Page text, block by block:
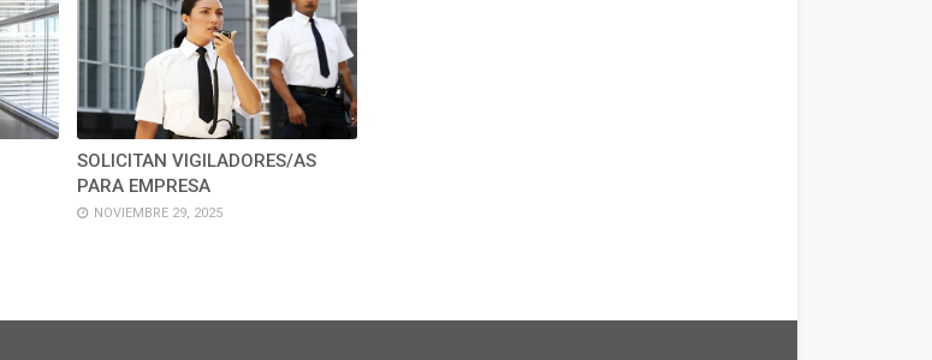
SOLICITAN VIGILADORES/AS
PARA EMPRESA
NOVIEMBRE 29, 2025